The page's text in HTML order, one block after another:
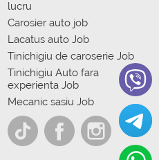
lucru
Carosier auto job
Lacatus auto Job
Tinichigiu de caroserie Job
Tinichigiu Auto fara
experienta Job
Mecanic sasiu Job